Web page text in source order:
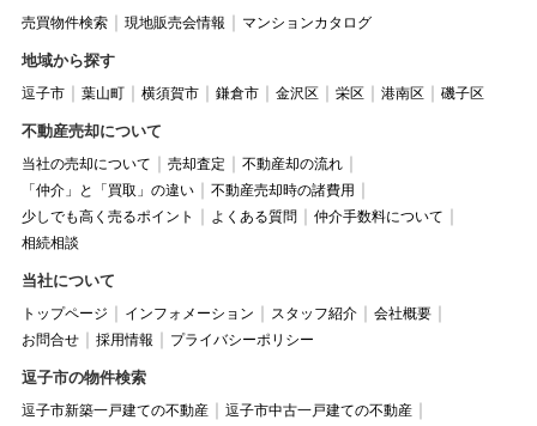
売買物件検索 現地販売会情報 マンションカタログ
地域から探す
逗子市 葉山町 横須賀市 鎌倉市 金沢区 栄区 港南区 磯子区
不動産売却について
当社の売却について 売却査定
不動産却の流れ
「仲介」と「買取」の違い
不動産売却時の諸費用
少しでも高く売るポイント
よくある質問
仲介手数料について
相続相談
当社について
トップページ インフォメーション スタッフ紹介
会社概要
お問合せ
採用情報 プライバシーポリシー
逗子市の物件検索
逗子市新築一戸建ての不動産
逗子市中古一戸建ての不動産